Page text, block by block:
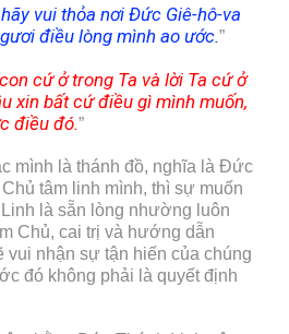
vui thỏa nơi Đức Giê-hô-va
điều lòng mình ao ước.”
cứ ở trong Ta và lời Ta cứ ở
xin bất cứ điều gì mình muốn,
điều đó.”
mình là thánh đồ, nghĩa là Đức
tâm linh mình, thì sự muốn
là sẵn lòng nhường luôn
Chủ, cai trị và hướng dẫn
vui nhận sự tận hiến của chúng
đó không phải là quyết định